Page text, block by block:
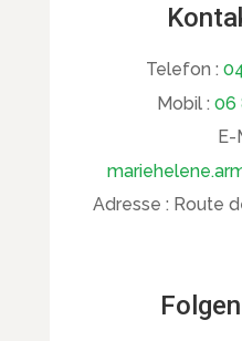
Telefon :
Mobil : 06
E-
Adresse : Route